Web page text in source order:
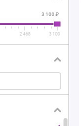
3 100 ₽
2 468 3 100